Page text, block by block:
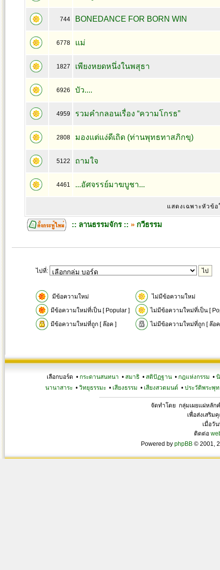
744 BONEDANCE FOR BORN WIN
6778 แม่
1827 เพียงหยดหนึ่งในพสุธา
6926 บัว....
4959 รวมคำกลอนเรื่อง “ความโกรธ”
2808 มองแต่แง่ดีเถิด (ท่านพุทธทาสภิกขุ)
5122 ถามใจ
4461 ...อัศจรรย์มาฆบูชา...
แสดงเฉพาะหัวข้อ
:: ลานธรรมจักร :: » กวีธรรม
ไปที่:
มีข้อความใหม่
ไม่มีข้อความใหม่
มีข้อความใหม่ที่เป็น [ Popular ]
ไม่มีข้อความใหม่ที่เป็น [
มีข้อความใหม่ที่ถูก [ ล๊อค ]
ไม่มีข้อความใหม่ที่ถูก [ ล๊อ
เลือกบอร์ด • กระดานสนทนา • สมาธิ • สติปัฏฐาน • กฎแห่งกรรม •
นานาสาระ• วิทยุธรรมะ• เสียงธรรม • เสียงสวดมนต์ • ประวัติพระพุท
จัดทำโดย กลุ่มเผยแผ่หลัก
เพื่อส่งเสริม
เมื่อวั
ติดต่อ
Powered by phpBB © 2001,